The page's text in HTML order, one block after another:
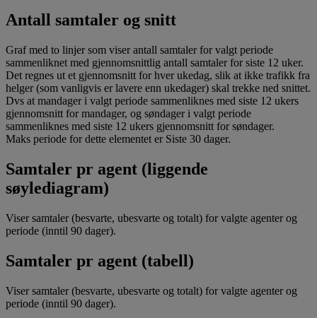
Antall samtaler og snitt
Graf med to linjer som viser antall samtaler for valgt periode
sammenliknet med gjennomsnittlig antall samtaler for siste 12 uker.
Det regnes ut et gjennomsnitt for hver ukedag, slik at ikke trafikk fra
helger (som vanligvis er lavere enn ukedager) skal trekke ned snittet.
Dvs at mandager i valgt periode sammenliknes med siste 12 ukers
gjennomsnitt for mandager, og søndager i valgt periode
sammenliknes med siste 12 ukers gjennomsnitt for søndager.
Maks periode for dette elementet er Siste 30 dager.
Samtaler pr agent (liggende
søylediagram)
Viser samtaler (besvarte, ubesvarte og totalt) for valgte agenter og
periode (inntil 90 dager).
Samtaler pr agent (tabell)
Viser samtaler (besvarte, ubesvarte og totalt) for valgte agenter og
periode (inntil 90 dager).